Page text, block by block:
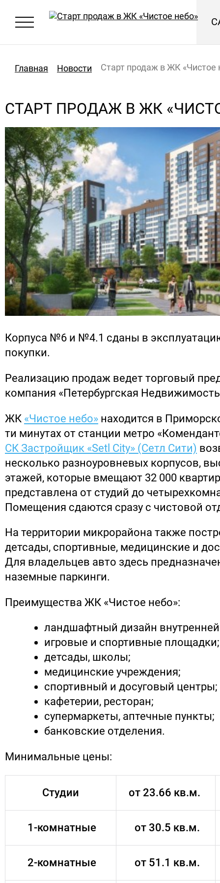
Главная Новости Старт продаж в ЖК «Чистое
СТАРТ ПРОДАЖ В ЖК
Корпуса №6 и №4.1 сданы в
покупки.
Реализацию продаж ведет торговый
компания «Петербургская
ЖК «Чистое небо» находится в
ти минутах от станции метро
СК Застройщик «Setl City» (Сетл Сити)
несколько разноуровневых корпусов,
этажей, которые вмещают 32 000
представлена от студий до
Помещения сдаются сразу с чистовой
На территории микрорайона также
детсады, спортивные, медицинские и
Для владельцев авто здесь
наземные паркинги.
Преимущества ЖК «Чистое небо»:
ландшафтный дизайн внутренней
игровые и спортивные площадки;
детсады, школы;
медицинские учреждения;
спортивный и досуговый центры;
кафетерии, ресторан;
супермаркеты, аптечные пункты;
банковские отделения.
Минимальные цены:
Студии от 23.66 кв.м.
1-комнатные от 30.5 кв.м.
2-комнатные от 51.1 кв.м.